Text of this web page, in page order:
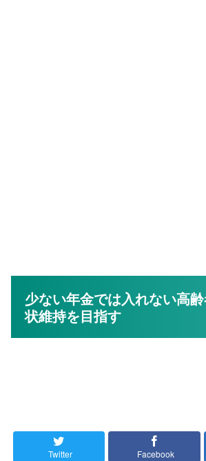
少ない年金では入れない高
状維持を目指す
Twitter Facebook